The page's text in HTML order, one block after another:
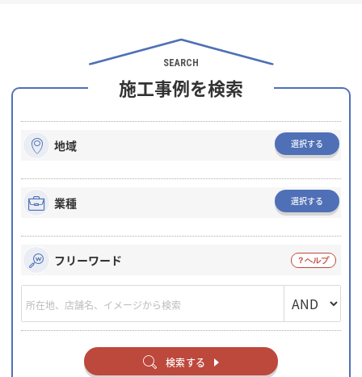
SEARCH
施工事例を検索
地域 選択する
業種 選択する
フリーワード
検索する